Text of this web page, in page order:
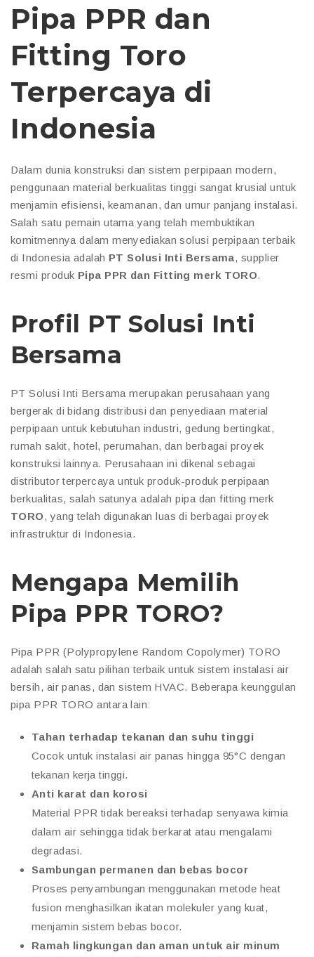
Pipa PPR dan
Fitting Toro
Terpercaya di
Indonesia
Dalam dunia konstruksi dan sistem perpipaan modern,
penggunaan material berkualitas tinggi sangat krusial untuk
menjamin efisiensi, keamanan, dan umur panjang instalasi.
Salah satu pemain utama yang telah membuktikan
komitmennya dalam menyediakan solusi perpipaan terbaik
di Indonesia adalah PT Solusi Inti Bersama, supplier
resmi produk Pipa PPR dan Fitting merk TORO.
Profil PT Solusi Inti
Bersama
PT Solusi Inti Bersama merupakan perusahaan yang
bergerak di bidang distribusi dan penyediaan material
perpipaan untuk kebutuhan industri, gedung bertingkat,
rumah sakit, hotel, perumahan, dan berbagai proyek
konstruksi lainnya. Perusahaan ini dikenal sebagai
distributor terpercaya untuk produk-produk perpipaan
berkualitas, salah satunya adalah pipa dan fitting merk
TORO, yang telah digunakan luas di berbagai proyek
infrastruktur di Indonesia.
Mengapa Memilih
Pipa PPR TORO?
Pipa PPR (Polypropylene Random Copolymer) TORO
adalah salah satu pilihan terbaik untuk sistem instalasi air
bersih, air panas, dan sistem HVAC. Beberapa keunggulan
pipa PPR TORO antara lain:
Tahan terhadap tekanan dan suhu tinggi
Cocok untuk instalasi air panas hingga 95°C dengan
tekanan kerja tinggi.
Anti karat dan korosi
Material PPR tidak bereaksi terhadap senyawa kimia
dalam air sehingga tidak berkarat atau mengalami
degradasi.
Sambungan permanen dan bebas bocor
Proses penyambungan menggunakan metode heat
fusion menghasilkan ikatan molekuler yang kuat,
menjamin sistem bebas bocor.
Ramah lingkungan dan aman untuk air minum